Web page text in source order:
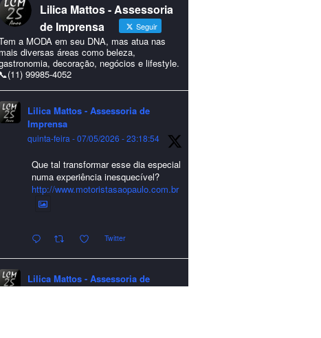
Lilica Mattos - Assessoria
de Imprensa
Seguir
a MODA em seu DNA, mas atua nas
mais diversas áreas como beleza,
decoração, negócios e lifestyle.
📞(11) 99985-4052
Lilica Mattos - Assessoria de
Imprensa
quinta-feira - 07/05/2026 - 23:18:54
Que tal transformar esse dia especial
numa experiência inesquecível?
http://www.motoristasaopaulo.com.br
Twitter
Lilica Mattos - Assessoria de